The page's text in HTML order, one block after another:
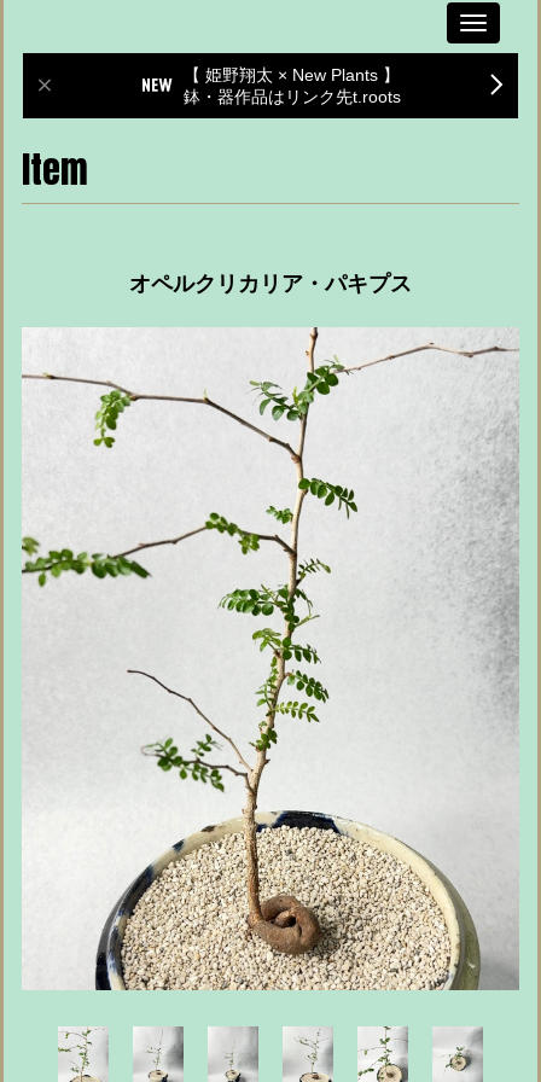
Toggle
【 姫野翔太 × New Plants 】
鉢・器作品はリンク先t.roots
Item
オペルクリカリア・パキプス